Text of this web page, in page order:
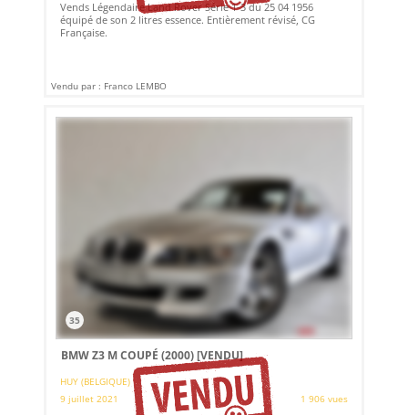
Vends Légendaire Land Rover Série 1-3 du 25 04 1956
équipé de son 2 litres essence. Entièrement révisé, CG
Française.
Vendu par : Franco LEMBO
35
BMW Z3 M COUPÉ (2000)[VENDU]
HUY (BELGIQUE)
9 juillet 2021
1 906 vues